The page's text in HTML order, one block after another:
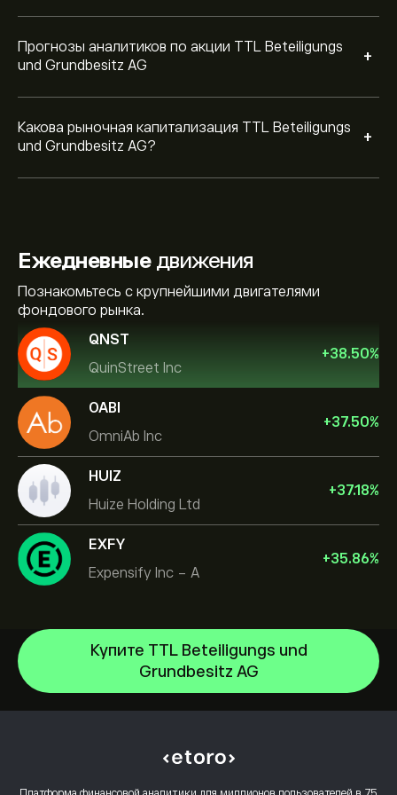
Прогнозы аналитиков по акции TTL Beteiligungs
und Grundbesitz AG
+
Какова рыночная капитализация TTL Beteiligungs
und Grundbesitz AG?
+
Ежедневныедвижения
Познакомьтесь с крупнейшими двигателями
фондового рынка.
QNST
QuinStreet Inc
+38.50%
OABI
OmniAb Inc
+37.50%
HUIZ
Huize Holding Ltd
+37.18%
EXFY
Expensify Inc - A
+35.86%
Купите TTL Beteiligungs und
Grundbesitz AG
NVIDIA Corporation
Центр помощи
Как вывести средства
Как работает CopyTrading
Почему стоит выбрать eToro